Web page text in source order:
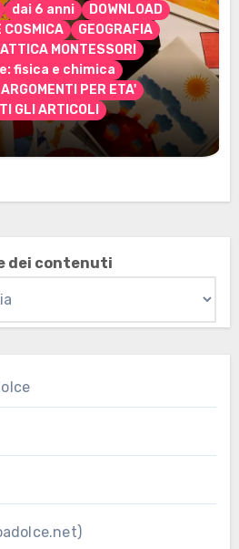
dai 6 anni
DOWNLOAD
COSMICA
GEOGRAFIA
MONTESSORI
fisica e chimica
PER ETA'
GLI ARTICOLI
materiali stampabili
gli abbonati
dei contenuti